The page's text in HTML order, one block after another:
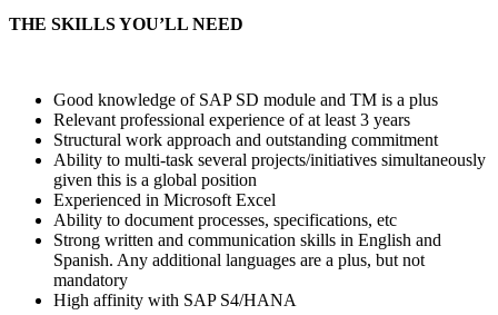
THE SKILLS YOU’LL NEED
Good knowledge of SAP SD module and TM is a plus
Relevant professional experience of at least 3 years
Structural work approach and outstanding commitment
Ability to multi-task several projects/initiatives simultaneously
given this is a global position
Experienced in Microsoft Excel
Ability to document processes, specifications, etc
Strong written and communication skills in English and
Spanish. Any additional languages are a plus, but not
mandatory
High affinity with SAP S4/HANA